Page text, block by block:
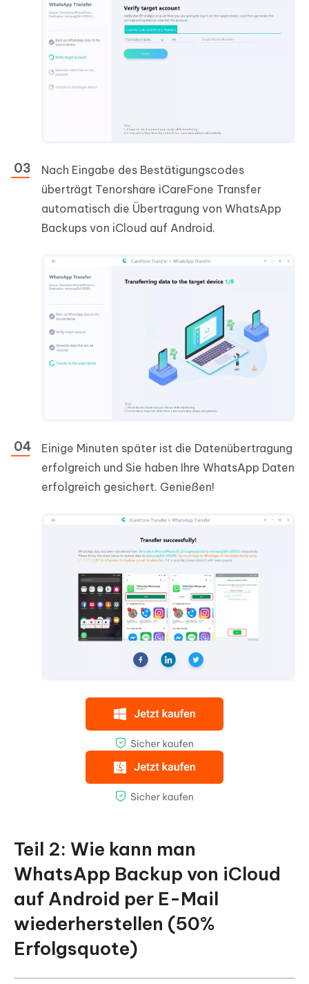
Nach Eingabe des Bestätigungscodes
überträgt Tenorshare iCareFone Transfer
automatisch die Übertragung von WhatsApp
Backups von iCloud auf Android.
Einige Minuten später ist die Datenübertragung
erfolgreich und Sie haben Ihre WhatsApp Daten
erfolgreich gesichert. Genießen!
Teil 2: Wie kann man
WhatsApp Backup von iCloud
auf Android per E-Mail
wiederherstellen (50%
Erfolgsquote)